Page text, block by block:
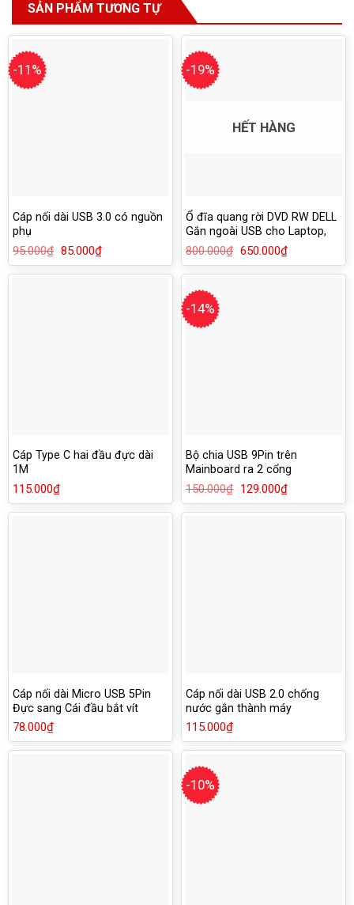
SẢN PHẨM TƯƠNG TỰ
-11%
Cáp nối dài USB 3.0 có nguồn
phụ
95.000₫ Giá
là:
85.000₫Giá
hiện
tại
-19%
HẾT HÀNG
Ổ đĩa quang rời DVD RW DELL
Gắn ngoài USB cho Laptop,
Macbook, PC
800.000₫ Giá
là:
650.000₫Giá
hiện
tại
Cáp Type C hai đầu đực dài
1M
115.000₫
-14%
Bộ chia USB 9Pin trên
Mainboard ra 2 cổng
150.000₫
Giá
là:
129.000₫Giá
hiện
tại
Cáp nối dài Micro USB 5Pin
Đực sang Cái đầu bắt vít
78.000₫
Cáp nối dài USB 2.0 chống
nước gắn thành máy
115.000₫
-10%